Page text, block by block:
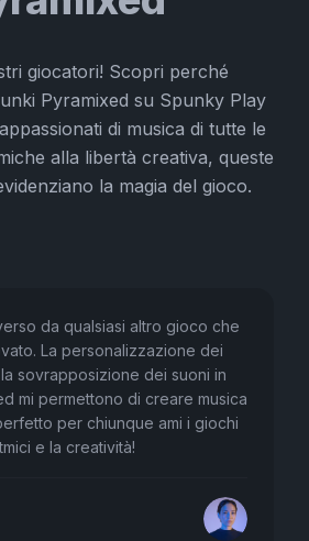
giocatori! Scopri perché
Pyramixed su Spunky Play
di musica di tutte le
alla libertà creativa, queste
la magia del gioco.
da qualsiasi altro gioco che
La personalizzazione dei
sovrapposizione dei suoni in
mi permettono di creare musica
per chiunque ami i giochi
e la creatività!